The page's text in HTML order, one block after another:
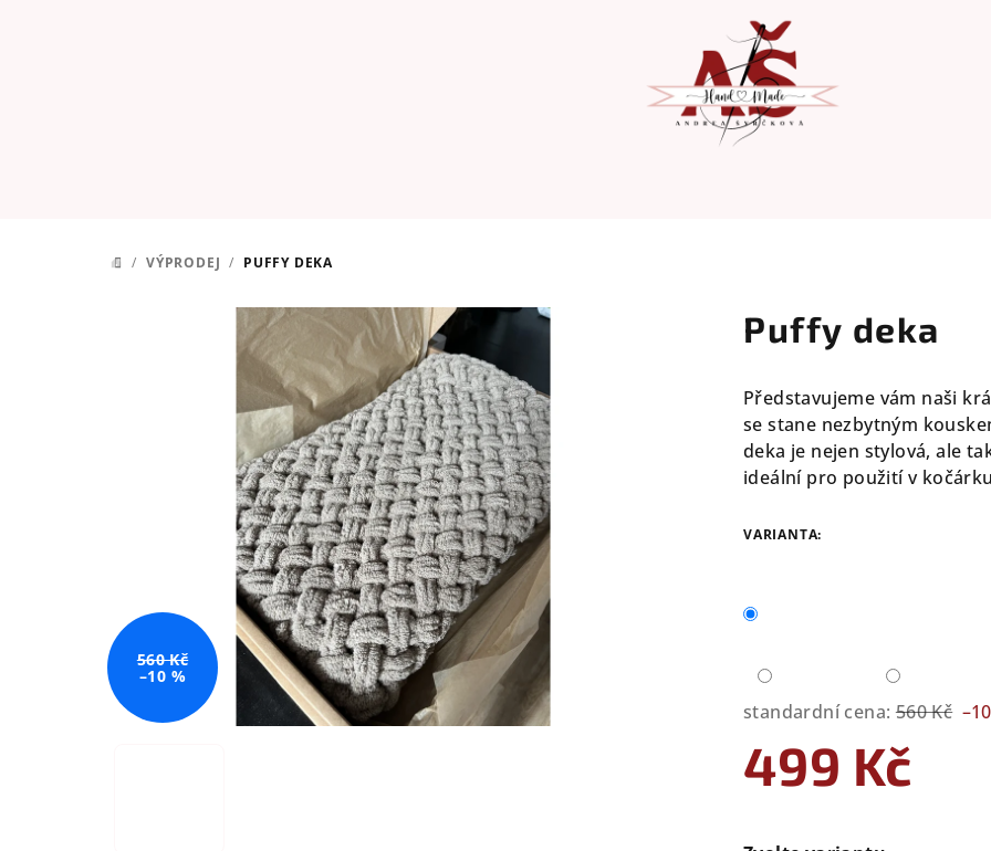
DOMŮ
/ VÝPRODEJ / PUFFY DEKA
Puffy deka
Představujeme vám naši
se stane nezbytným
deka je nejen stylová, ale
ideální pro použití v
VARIANTA:
standardní cena: 560 Kč
499 Kč
cena:
560 Kč
–10 %